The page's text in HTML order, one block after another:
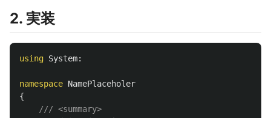
2. 実装
using System:
namespace NamePlaceholer
{
/// <summary>